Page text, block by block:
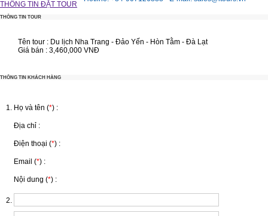
THÔNG TIN ĐẶT TOUR
THÔNG TIN TOUR
Tên tour : Du lịch Nha Trang - Đảo Yến - Hòn Tằm - Đà Lạt
Giá bán : 3,460,000 VNĐ
THÔNG TIN KHÁCH HÀNG
Họ và tên (*) :
Địa chỉ :
Điện thoại (*) :
Email (*) :
Nội dung (*) :